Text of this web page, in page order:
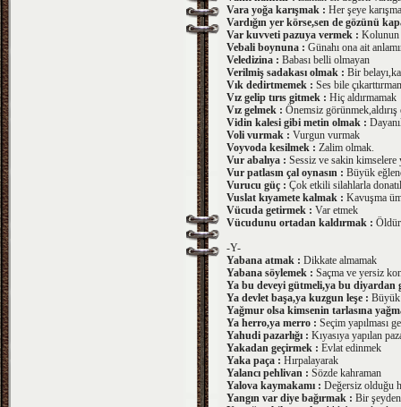
Vara yoğa karışmak : Her şeye
Vardığın yer körse,sen de gözünü
Var kuvveti pazuya vermek : Kolunun
Vebali boynuna : Günahı ona ait
Veledizina : Babası belli olmayan
Verilmiş sadakası olmak : Bir
Vık dedirtmemek : Ses bile
Vız gelip tırıs gitmek : Hiç aldırmamak
Vız gelmek : Önemsiz görünmek,aldırış
Vidin kalesi gibi metin olmak :
Voli vurmak : Vurgun vurmak
Voyvoda kesilmek : Zalim olmak.
Vur abalıya : Sessiz ve sakin kimselere
Vur patlasın çal oynasın : Büyük
Vurucu güç : Çok etkili silahlarla
Vuslat kıyamete kalmak : Kavuşma
Vücuda getirmek : Var etmek
Vücudunu ortadan kaldırmak :
-Y-
Yabana atmak : Dikkate almamak
Yabana söylemek : Saçma ve yersiz
Ya bu deveyi gütmeli,ya bu diyardan
Ya devlet başa,ya kuzgun leşe : Büyük
Yağmur olsa kimsenin tarlasına
Ya herro,ya merro : Seçim yapılması
Yahudi pazarlığı : Kıyasıya yapılan
Yakadan geçirmek : Evlat edinmek
Yaka paça : Hırpalayarak
Yalancı pehlivan : Sözde kahraman
Yalova kaymakamı : Değersiz olduğu
Yangın var diye bağırmak : Bir